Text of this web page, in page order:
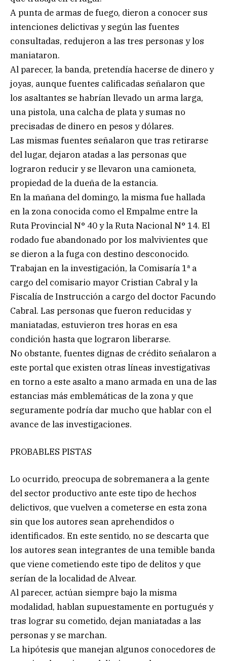
A punta de armas de fuego, dieron a conocer sus
intenciones delictivas y según las fuentes
consultadas, redujeron a las tres personas y los
maniataron.
Al parecer, la banda, pretendía hacerse de dinero y
joyas, aunque fuentes calificadas señalaron que
los asaltantes se habrían llevado un arma larga,
una pistola, una calcha de plata y sumas no
precisadas de dinero en pesos y dólares.
Las mismas fuentes señalaron que tras retirarse
del lugar, dejaron atadas a las personas que
lograron reducir y se llevaron una camioneta,
propiedad de la dueña de la estancia.
En la mañana del domingo, la misma fue hallada
en la zona conocida como el Empalme entre la
Ruta Provincial N° 40 y la Ruta Nacional N° 14. El
rodado fue abandonado por los malvivientes que
se dieron a la fuga con destino desconocido.
Trabajan en la investigación, la Comisaría 1ª a
cargo del comisario mayor Cristian Cabral y la
Fiscalía de Instrucción a cargo del doctor Facundo
Cabral. Las personas que fueron reducidas y
maniatadas, estuvieron tres horas en esa
condición hasta que lograron liberarse.
No obstante, fuentes dignas de crédito señalaron a
este portal que existen otras líneas investigativas
en torno a este asalto a mano armada en una de las
estancias más emblemáticas de la zona y que
seguramente podría dar mucho que hablar con el
avance de las investigaciones.
PROBABLES PISTAS
Lo ocurrido, preocupa de sobremanera a la gente
del sector productivo ante este tipo de hechos
delictivos, que vuelven a cometerse en esta zona
sin que los autores sean aprehendidos o
identificados. En este sentido, no se descarta que
los autores sean integrantes de una temible banda
que viene cometiendo este tipo de delitos y que
serían de la localidad de Alvear.
Al parecer, actúan siempre bajo la misma
modalidad, hablan supuestamente en portugués y
tras lograr su cometido, dejan maniatadas a las
personas y se marchan.
La hipótesis que manejan algunos conocedores de